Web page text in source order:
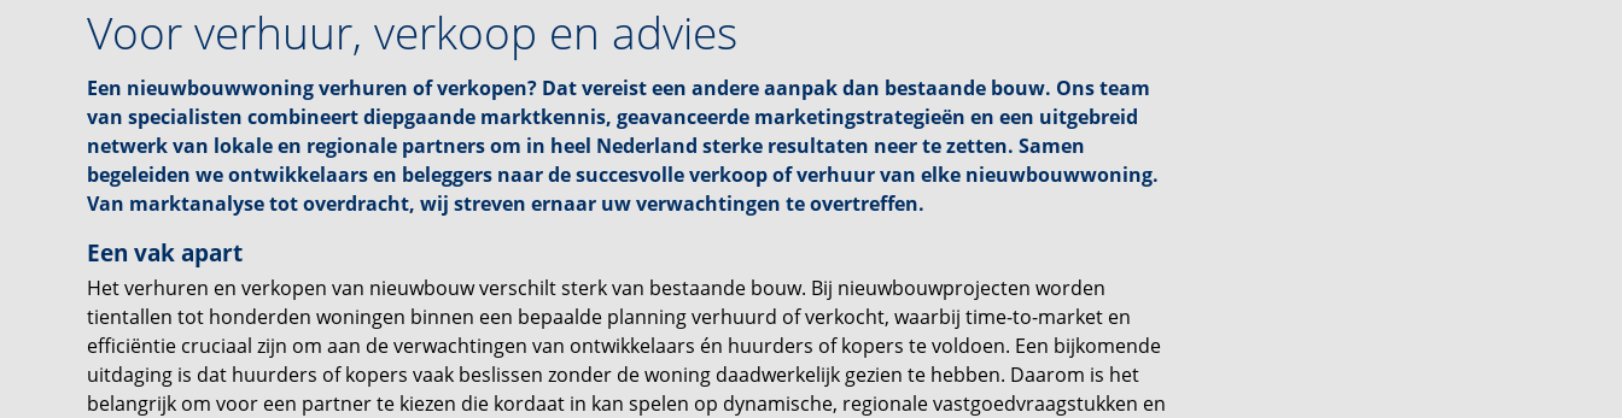
Voor verhuur, verkoop en advies
Een nieuwbouwwoning verhuren of verkopen? Dat vereist een andere aanpak dan bestaande bouw. Ons team
van specialisten combineert diepgaande marktkennis, geavanceerde marketingstrategieën en een uitgebreid
netwerk van lokale en regionale partners om in heel Nederland sterke resultaten neer te zetten. Samen
begeleiden we ontwikkelaars en beleggers naar de succesvolle verkoop of verhuur van elke nieuwbouwwoning.
Van marktanalyse tot overdracht, wij streven ernaar uw verwachtingen te overtreffen.
Een vak apart
Het verhuren en verkopen van nieuwbouw verschilt sterk van bestaande bouw. Bij nieuwbouwprojecten worden
tientallen tot honderden woningen binnen een bepaalde planning verhuurd of verkocht, waarbij time-to-market en
efficiëntie cruciaal zijn om aan de verwachtingen van ontwikkelaars én huurders of kopers te voldoen. Een bijkomende
uitdaging is dat huurders of kopers vaak beslissen zonder de woning daadwerkelijk gezien te hebben. Daarom is het
belangrijk om voor een partner te kiezen die kordaat in kan spelen op dynamische, regionale vastgoedvraagstukken en